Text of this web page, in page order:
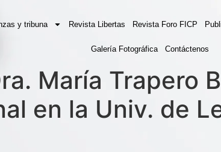
y tribuna Revista Libertas Revista Foro FICP
Galería Fotográfica Contáctenos
María Trapero
en la Univ. de